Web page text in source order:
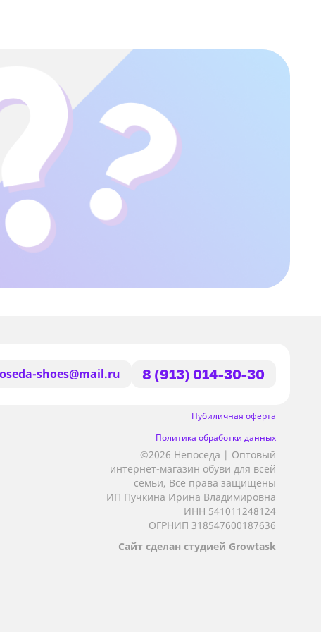
shoes@mail.ru 8 (913) 014-30-30
Пубиличная оферта
Политика обработки данных
©2026 Непоседа | Оптовый
интернет-магазин обуви для всей
семьи, Все права защищены
ИП Пучкина Ирина Владимировна
ИНН 541011248124
ОГРНИП 318547600187636
Сайт сделан студией Growtask